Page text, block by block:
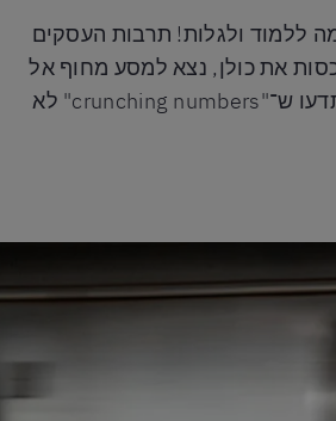
ללמוד ולגלות! תרבות העסקים
שלא נוכל לכסות את כולן, נצא למסע מחוף אל
חוף, נפרט את הערכים והמנהגים של תרבות העבודה האמריקאית, ונלמד כמה ביטויים נפוצים – כדי שתדעו ש־"crunching numbers" לא